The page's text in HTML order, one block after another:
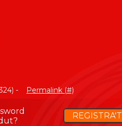
- Permalink (#)
REGISTRA'T